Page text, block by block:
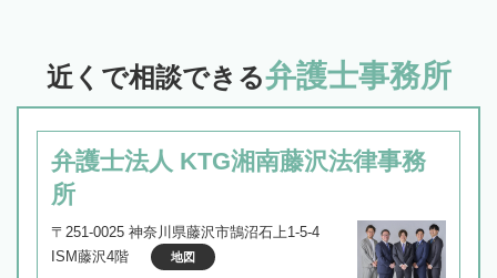
近くで相談できる弁護士事務所
弁護士法人 KTG湘南藤沢法律事務
所
〒251-0025 神奈川県藤沢市鵠沼石上1-5-4
ISM藤沢4階
地図